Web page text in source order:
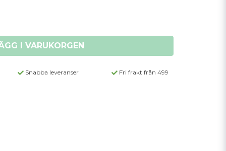
I VARUKORGEN
Snabba leveranser Fri frakt från 499